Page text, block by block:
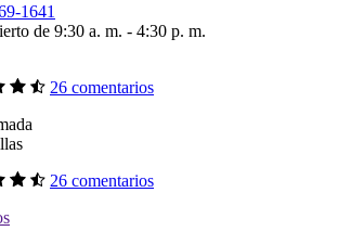
1641
de 9:30 a. m. - 4:30 p. m.
26 comentarios
26 comentarios